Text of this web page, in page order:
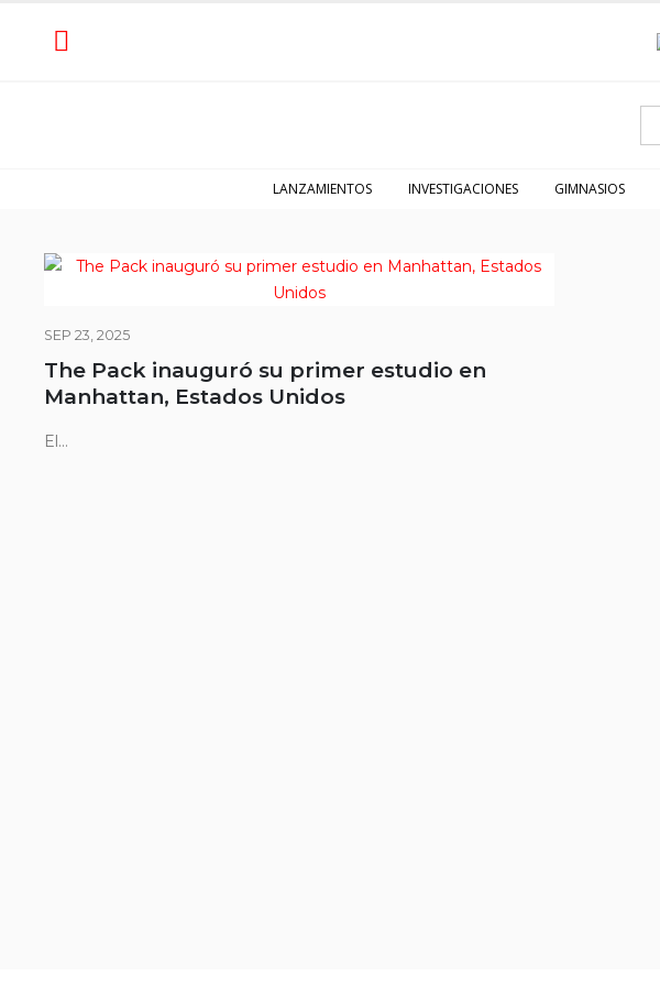
LANZAMIENTOS INVESTIGACIONES GIMNASIOS
SEP 23, 2025
The Pack inauguró su primer estudio en
Manhattan, Estados Unidos
El...